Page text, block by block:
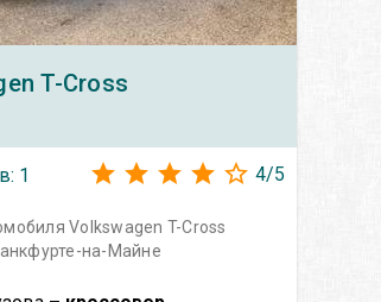
T-Cross
1 4/5
Volkswagen T-Cross
на-Майне